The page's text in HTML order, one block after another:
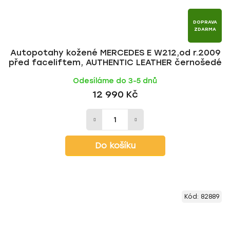
DOPRAVA
ZDARMA
Autopotahy kožené MERCEDES E W212,od r.2009
před faceliftem, AUTHENTIC LEATHER černošedé
Odesíláme do 3-5 dnů
12 990 Kč
Do košíku
Kód: 82889